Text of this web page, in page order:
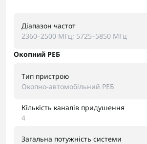
Діапазон частот
2360–2500 МГц; 5725–5850 МГц
Окопний РЕБ
Тип пристрою
Окопно-автомобільний РЕБ
Кількість каналів придушення
4
Загальна потужність системи